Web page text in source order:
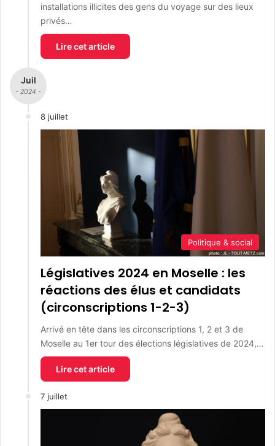
installations illicites des gens du voyage sur des lieux
privés…
Lire cet article
Juil
- 2024 -
8 juillet
Politique & social
Législatives 2024 en Moselle : les
réactions des élus et candidats
(circonscriptions 1-2-3)
Arrivé en tête dans les circonscriptions 1, 2 et 3 de
Moselle au 1er tour des élections législatives de 2024,…
Lire cet article
7 juillet